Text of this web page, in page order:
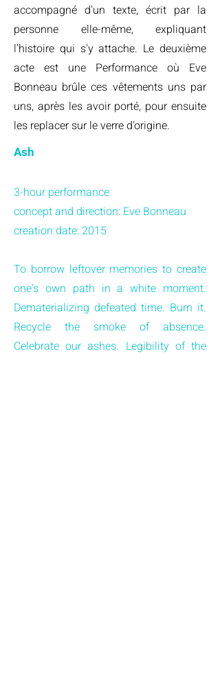
accompagné d'un texte, écrit par la
personne elle-même, expliquant
l'histoire qui s'y attache. Le deuxième
acte est une Performance où Eve
Bonneau brûle ces vêtements uns par
uns, après les avoir porté, pour ensuite
les replacer sur le verre d'origine.
Ash
3-hour performance
concept and direction: Eve Bonneau
creation date: 2015
To borrow leftover memories to create
one's own path in a white moment.
Dematerializing defeated time. Burn it.
Recycle the smoke of absence.
Celebrate our ashes. Legibility of the